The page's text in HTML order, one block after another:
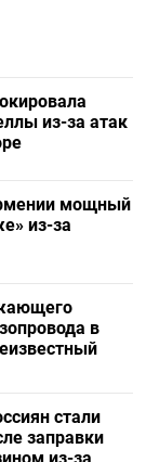
из-за атак
мощный
из-за
в
стали
заправки